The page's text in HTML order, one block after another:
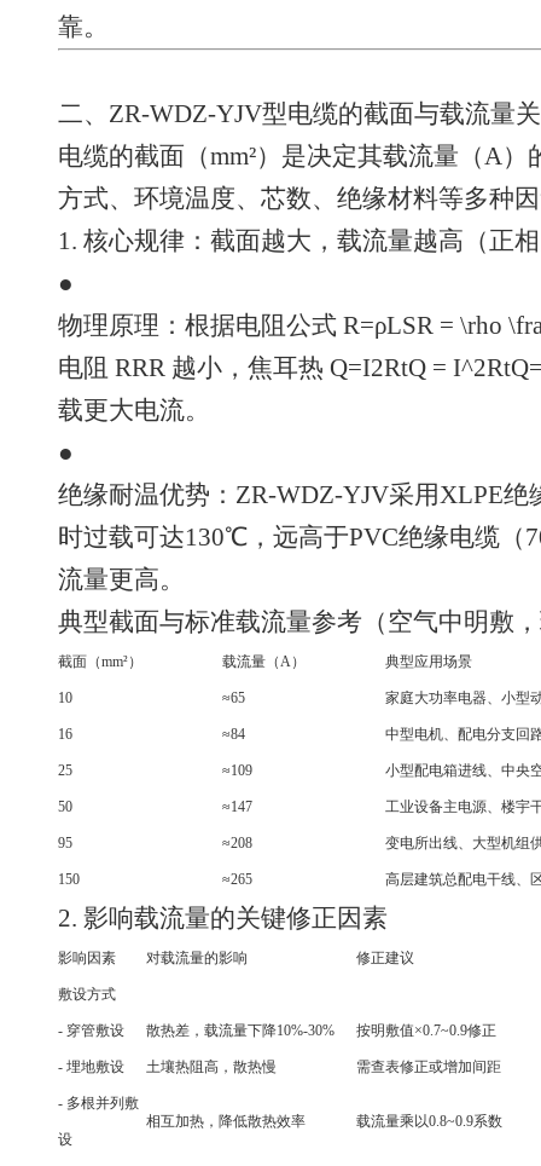
靠。
二、ZR-WDZ-YJV型电缆的截面与载流量
电缆的截面（mm²）是决定其载流量（A
方式、环境温度、芯数、绝缘材料等多种
1. 核心规律：截面越大，载流量越高（正
●
物理原理：根据电阻公式 R=ρLSR = \rho
电阻 RRR 越小，焦耳热 Q=I2RtQ =
载更大电流。
●
绝缘耐温优势：ZR-WDZ-YJV采用XLPE
时过载可达130℃，远高于PVC绝缘电缆
流量更高。
典型截面与标准载流量参考（空气中明敷
截面（mm²） 载流量（A） 典型应用场景
10 ≈65 家庭大功率电器、小型
16 ≈84 中型电机、配电分支回
25 ≈109 小型配电箱进线、中央
50 ≈147 工业设备主电源、楼宇
95 ≈208 变电所出线、大型机组
150 ≈265 高层建筑总配电干线、
2. 影响载流量的关键修正因素
影响因素 对载流量的影响 修正建议
敷设方式
- 穿管敷设 散热差，载流量下降10%-30% 按明敷值×0.7~0.9修正
- 埋地敷设 土壤热阻高，散热慢 需查表修正或增加间距
- 多根并列敷
设
相互加热，降低散热效率 载流量乘以0.8~0.9系数